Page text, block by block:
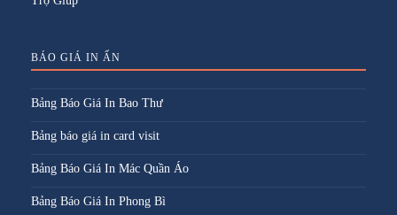
BÁO GIÁ IN ẤN
Bảng Báo Giá In Bao Thư
Bảng báo giá in card visit
Bảng Báo Giá In Mác Quần Áo
Bảng Báo Giá In Phong Bì